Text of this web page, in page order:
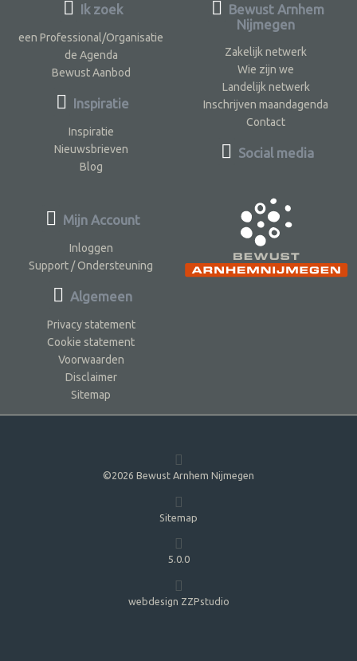
Ik zoek
een Professional/Organisatie
de Agenda
Bewust Aanbod
Inspiratie
Inspiratie
Nieuwsbrieven
Blog
Bewust Arnhem
Nijmegen
Zakelijk netwerk
Wie zijn we
Landelijk netwerk
Inschrijven maandagenda
Contact
Social media
Mijn Account
Inloggen
Support / Ondersteuning
Algemeen
Privacy statement
Cookie statement
Voorwaarden
Disclaimer
Sitemap
©2026 Bewust Arnhem Nijmegen
Sitemap
5.0.0
webdesign ZZPstudio